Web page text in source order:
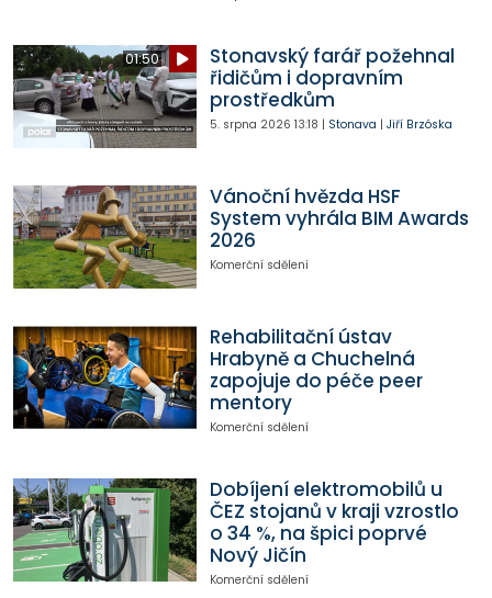
01:50
Stonavský farář požehnal
řidičům i dopravním
prostředkům
5. srpna 2026 13:18 | Stonava | Jiří Brzóska
Vánoční hvězda HSF
System vyhrála BIM Awards
2026
Komerční sdělení
Rehabilitační ústav
Hrabyně a Chuchelná
zapojuje do péče peer
mentory
Komerční sdělení
Dobíjení elektromobilů u
ČEZ stojanů v kraji vzrostlo
o 34 %, na špici poprvé
Nový Jičín
Komerční sdělení